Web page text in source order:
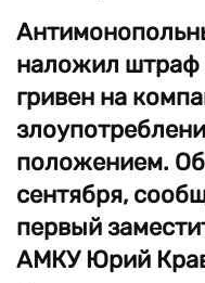
наложил штраф
гривен на
положением. Об
сентября,
первый
АМКУ Юрий